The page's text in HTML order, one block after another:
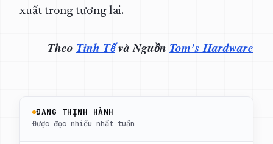
xuất trong tương lai.
Theo Tinh Tếvà Nguồn Tom’s Hardware
ĐANG THỊNH HÀNH
Được đọc nhiều nhất tuần